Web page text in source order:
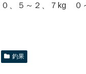
０、５～２、７kg ０
釣果